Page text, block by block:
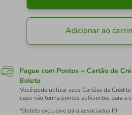
Adicionar ao
Pague com Pontos + Cartão de
Boleto
Você pode utilizar seus Cartões de
caso não tenha pontos suficientes para a
*Boleto exclusivo para associados PJ